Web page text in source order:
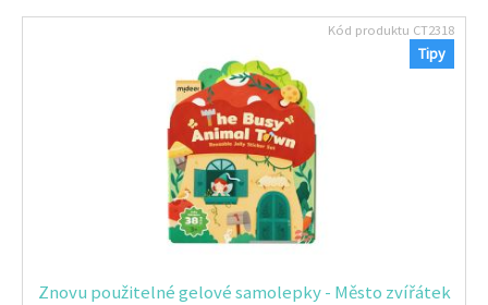
Tipy
Znovu použitelné gelové samolepky - Město zvířátek
Kód produktu CT2318